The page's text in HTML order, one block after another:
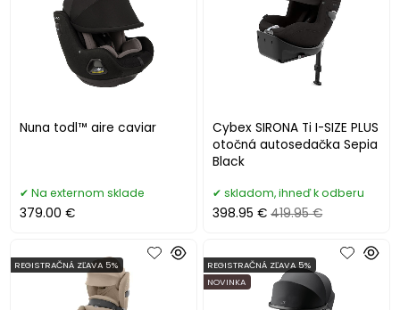
Nuna todl™ aire caviar
Na externom sklade
379.00 €
Cybex SIRONA Ti I-SIZE PLUS
otočná autosedačka Sepia
Black
skladom, ihneď k odberu
398.95 € 419.95 €
REGISTRAČNÁ ZĽAVA 5%
REGISTRAČNÁ ZĽAVA 5%
NOVINKA